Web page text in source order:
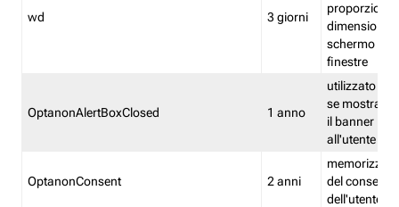
wd 3 giorni
proporzioni
dimensioni
schermo e
finestre
OptanonAlertBoxClosed 1 anno
utilizzato per
se mostrare
il banner
all'utente
OptanonConsent 2 anni
memorizza
del
dell'utente